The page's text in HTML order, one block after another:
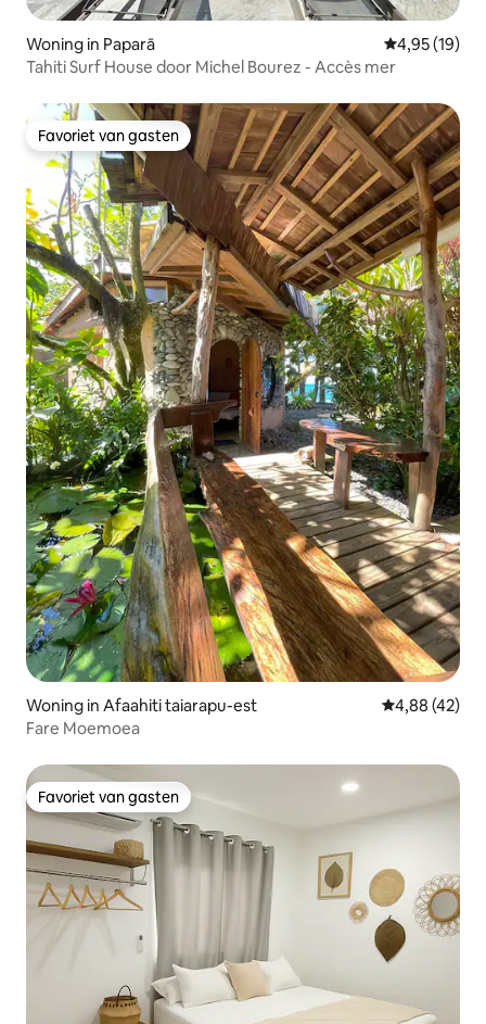
Woning in Paparā Gemiddelde
4,95 (19)
Tahiti Surf House door Michel Bourez - Accès mer
Favoriet van gasten
Favoriet van gasten
Woning in Afaahiti taiarapu-est Gemiddelde
4,88 (42)
Fare Moemoea
Favoriet van gasten
Favoriet van gasten